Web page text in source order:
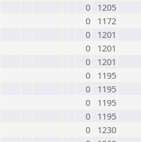
0
1205
0
1172
0
1201
0
1201
0
1201
0
1195
0
1195
0
1195
0
1195
0
1230